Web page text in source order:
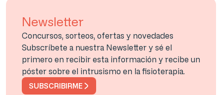
Newsletter
Concursos, sorteos, ofertas y novedades
Subscríbete a nuestra Newsletter y sé el
primero en recibir esta información y recibe un
póster sobre el intrusismo en la fisioterapia.
SUBSCRIBIRME